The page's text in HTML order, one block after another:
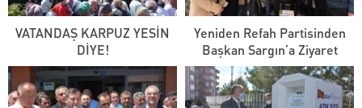
VATANDAŞ KARPUZ YESİN
DİYE!
Yeniden Refah Partisinden
Başkan Sargın’a Ziyaret